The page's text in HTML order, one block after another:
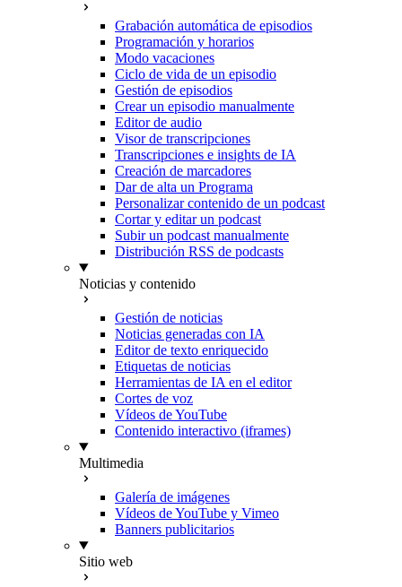
Grabación automática de episodios
Programación y horarios
Modo vacaciones
Ciclo de vida de un episodio
Gestión de episodios
Crear un episodio manualmente
Editor de audio
Visor de transcripciones
Transcripciones e insights de IA
Creación de marcadores
Dar de alta un Programa
Personalizar contenido de un podcast
Cortar y editar un podcast
Subir un podcast manualmente
Distribución RSS de podcasts
Noticias y contenido
Gestión de noticias
Noticias generadas con IA
Editor de texto enriquecido
Etiquetas de noticias
Herramientas de IA en el editor
Cortes de voz
Vídeos de YouTube
Contenido interactivo (iframes)
Multimedia
Galería de imágenes
Vídeos de YouTube y Vimeo
Banners publicitarios
Sitio web